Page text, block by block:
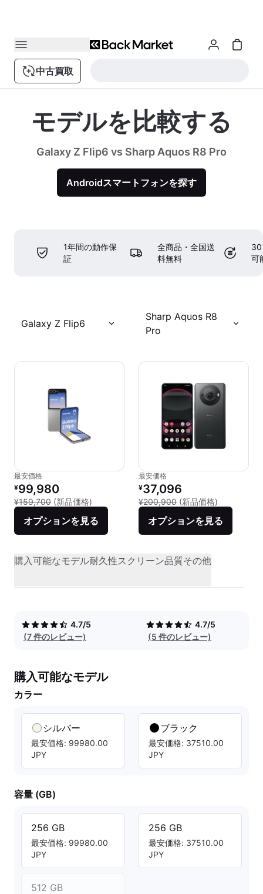
中古買取
モデルを比較する
Galaxy Z Flip6 vs Sharp Aquos R8 Pro
Androidスマートフォンを探す
1年間の動作保
証
全商品・全国送
料無料
30
可
Galaxy Z Flip6
Sharp Aquos R8
Pro
最安価格
リファービッシュ品の価格：
¥99,980
¥159,700 (新品価格) 新品との比較：¥159,700
オプションを見る
最安価格
リファービッシュ品の価格：
¥37,096
¥200,900 (新品価格)
オプションを見る
購入可能なモデル耐久性スクリーン品質その他
4.7/5
(7 件のレビュー)
4.7/5
(5 件のレビュー)
購入可能なモデル
カラー
シルバー
最安価格: 99980.00
JPY
ブラック
最安価格: 37510.00
JPY
容量 (GB)
256 GB
最安価格: 99980.00
JPY
512 GB
256 GB
最安価格: 37510.00
JPY